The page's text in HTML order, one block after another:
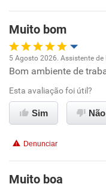
Benefícios
Não recomenda
Não recomenda a
Muito bom
Oportunidade de
Ambiente de trabalho
Benefícios
5 Agosto 2026. Assistente
Bom ambiente de
Esta avaliação foi útil?
Sim Não
Denunciar
Muito boa